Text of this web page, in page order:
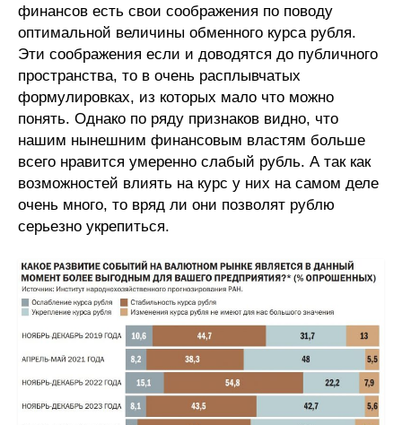
финансов есть свои соображения по поводу
оптимальной величины обменного курса рубля.
Эти соображения если и доводятся до публичного
пространства, то в очень расплывчатых
формулировках, из которых мало что можно
понять. Однако по ряду признаков видно, что
нашим нынешним финансовым властям больше
всего нравится умеренно слабый рубль. А так как
возможностей влиять на курс у них на самом деле
очень много, то вряд ли они позволят рублю
серьезно укрепиться.